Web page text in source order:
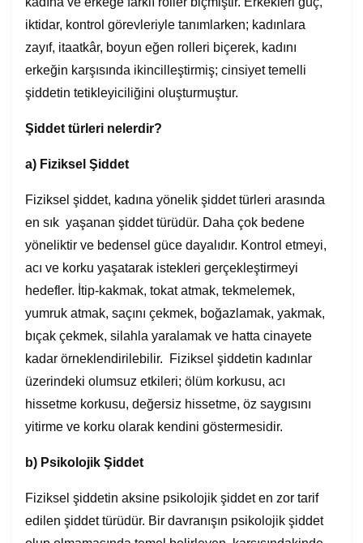
iktidar, kontrol görevleriyle tanımlarken; kadınlara
zayıf, itaatkâr, boyun eğen rolleri biçerek, kadını
erkeğin karşısında ikincilleştirmiş; cinsiyet temelli
şiddetin tetikleyiciliğini oluşturmuştur.
Şiddet türleri nelerdir?
a) Fiziksel Şiddet
Fiziksel şiddet, kadına yönelik şiddet türleri arasında
en sık yaşanan şiddet türüdür. Daha çok bedene
yöneliktir ve bedensel güce dayalıdır. Kontrol etmeyi,
acı ve korku yaşatarak istekleri gerçekleştirmeyi
hedefler. İtip-kakmak, tokat atmak, tekmelemek,
yumruk atmak, saçını çekmek, boğazlamak, yakmak,
bıçak çekmek, silahla yaralamak ve hatta cinayete
kadar örneklendirilebilir. Fiziksel şiddetin kadınlar
üzerindeki olumsuz etkileri; ölüm korkusu, acı
hissetme korkusu, değersiz hissetme, öz saygısını
yitirme ve korku olarak kendini göstermesidir.
b) Psikolojik Şiddet
Fiziksel şiddetin aksine psikolojik şiddet en zor tarif
edilen şiddet türüdür. Bir davranışın psikolojik şiddet